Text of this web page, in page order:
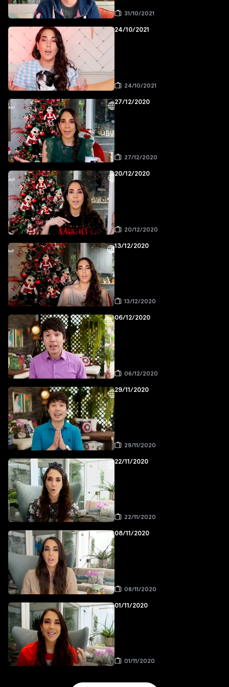
31/10/2021
24/10/2021
24/10/2021
27/12/2020
27/12/2020
20/12/2020
20/12/2020
13/12/2020
13/12/2020
06/12/2020
06/12/2020
29/11/2020
29/11/2020
22/11/2020
22/11/2020
08/11/2020
08/11/2020
01/11/2020
01/11/2020